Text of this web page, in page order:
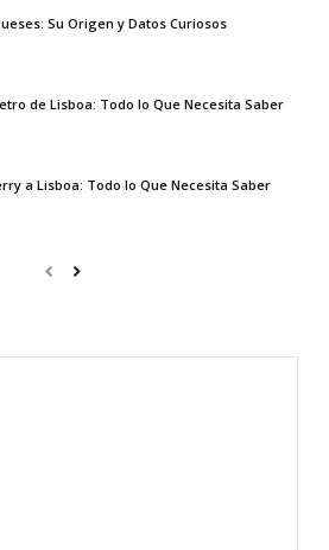
Su Origen y Datos Curiosos
de Lisboa: Todo lo Que Necesita Saber
a Lisboa: Todo lo Que Necesita Saber